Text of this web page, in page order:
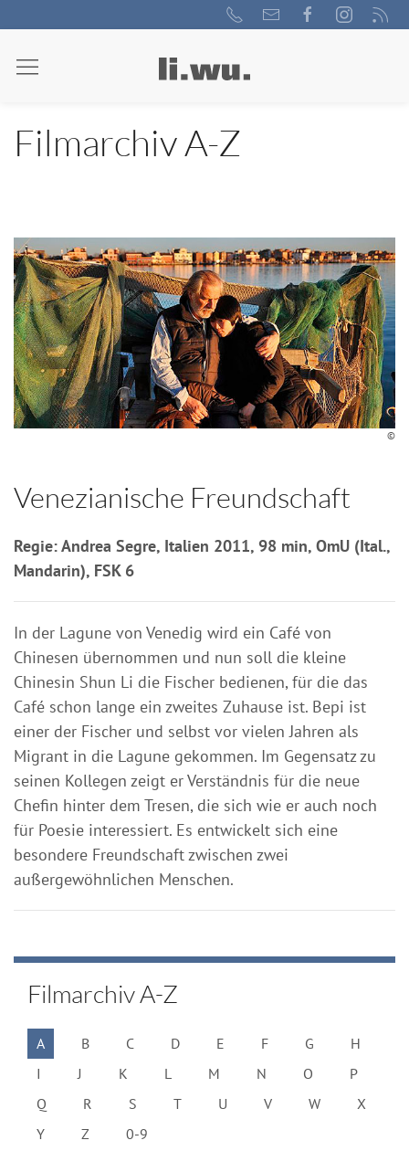
Filmarchiv A-Z
©
Venezianische Freundschaft
Regie: Andrea Segre, Italien 2011, 98 min, OmU (Ital.,
Mandarin), FSK 6
In der Lagune von Venedig wird ein Café von
Chinesen übernommen und nun soll die kleine
Chinesin Shun Li die Fischer bedienen, für die das
Café schon lange ein zweites Zuhause ist. Bepi ist
einer der Fischer und selbst vor vielen Jahren als
Migrant in die Lagune gekommen. Im Gegensatz zu
seinen Kollegen zeigt er Verständnis für die neue
Chefin hinter dem Tresen, die sich wie er auch noch
für Poesie interessiert. Es entwickelt sich eine
besondere Freundschaft zwischen zwei
außergewöhnlichen Menschen.
Filmarchiv A-Z
A B C D E F G
H
I
J K L M N O
P
Q
R S T U V W
X
Y
Z 0-9